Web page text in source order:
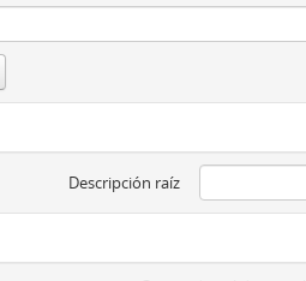
Descripción raíz